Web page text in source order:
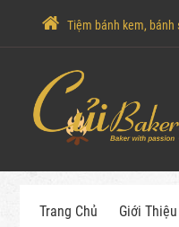
Tiệm bánh kem,
Trang Chủ Giới Thiệu